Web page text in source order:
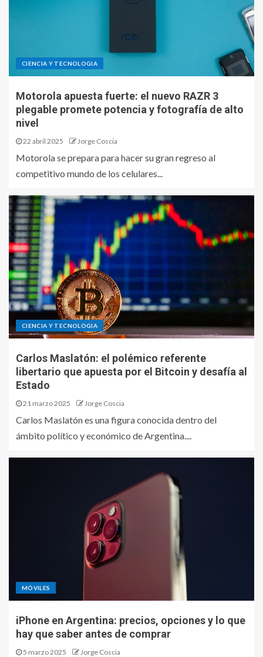
CIENCIA Y TECNOLOGIA
Motorola apuesta fuerte: el nuevo RAZR 3
plegable promete potencia y fotografía de alto
nivel
22 abril 2025 Jorge Coscia
Motorola se prepara para hacer su gran regreso al
competitivo mundo de los celulares...
CIENCIA Y TECNOLOGIA
Carlos Maslatón: el polémico referente
libertario que apuesta por el Bitcoin y desafía al
Estado
21 marzo 2025 Jorge Coscia
Carlos Maslatón es una figura conocida dentro del
ámbito político y económico de Argentina....
MÓVILES
iPhone en Argentina: precios, opciones y lo que
hay que saber antes de comprar
5 marzo 2025 Jorge Coscia